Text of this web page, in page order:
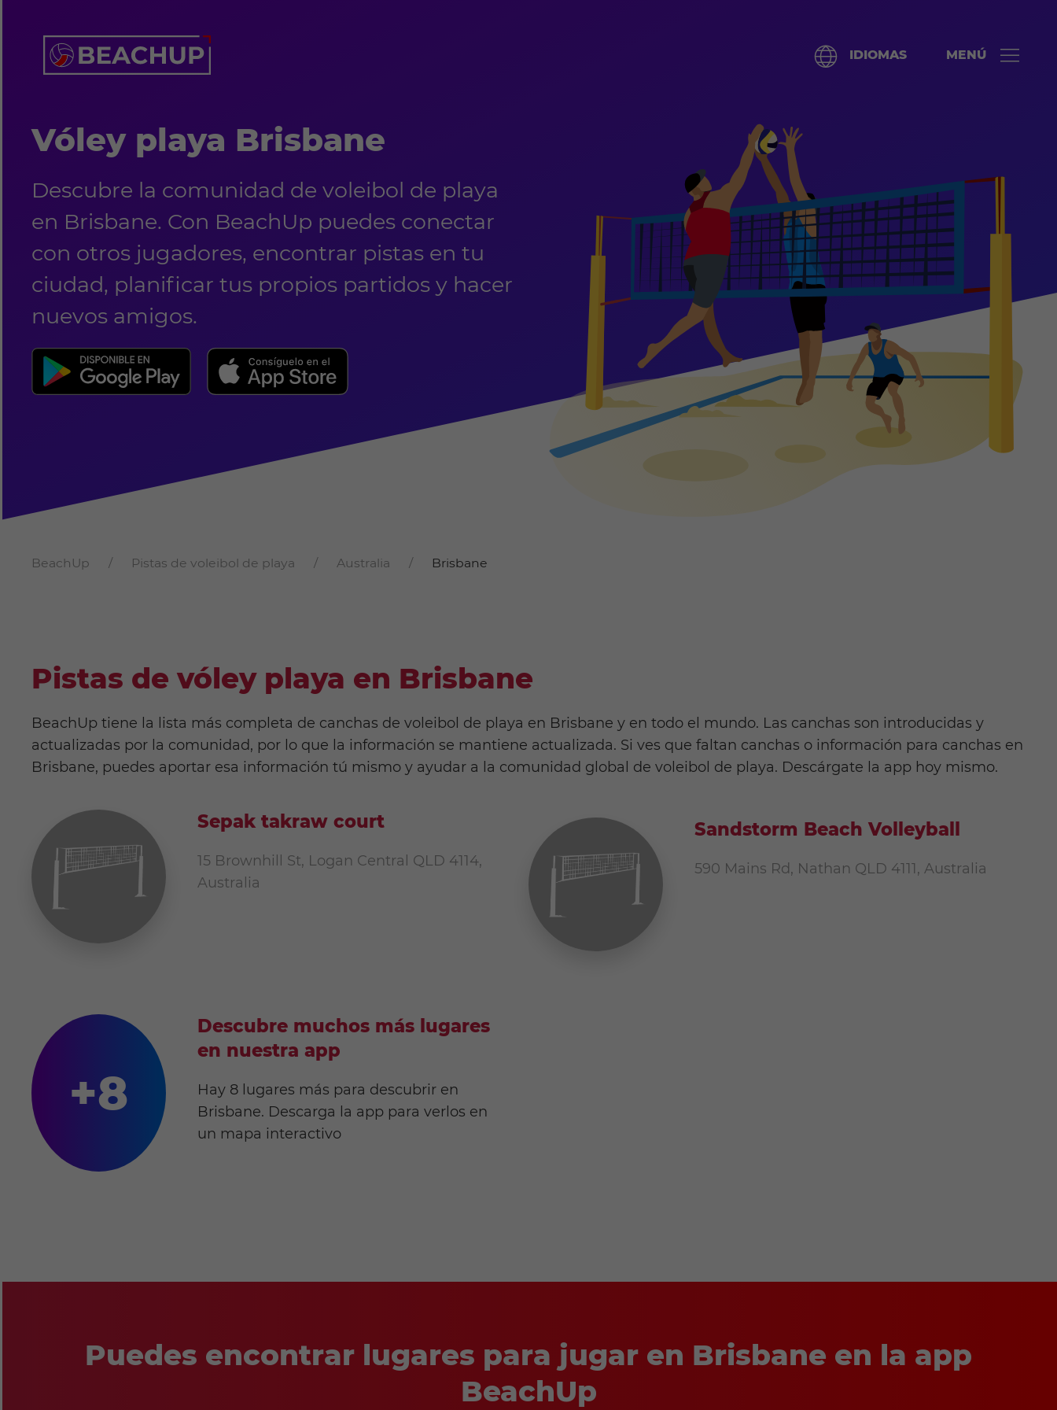
IDIOMAS MENÚ
Vóley playa Brisbane
Descubre la comunidad de voleibol de playa
en Brisbane. Con BeachUp puedes conectar
con otros jugadores, encontrar pistas en tu
ciudad, planificar tus propios partidos y hacer
nuevos amigos.
BeachUp Pistas de voleibol de playa Australia Brisbane
Pistas de vóley playa en Brisbane
BeachUp tiene la lista más completa de canchas de voleibol de playa en Brisbane y en todo el mundo. Las canchas son introducidas y
actualizadas por la comunidad, por lo que la información se mantiene actualizada. Si ves que faltan canchas o información para canchas en
Brisbane, puedes aportar esa información tú mismo y ayudar a la comunidad global de voleibol de playa. Descárgate la app hoy mismo.
Sepak takraw court
15 Brownhill St, Logan Central QLD 4114,
Australia
Sandstorm Beach Volleyball
590 Mains Rd, Nathan QLD 4111, Australia
+8
Descubre muchos más lugares
en nuestra app
Hay 8 lugares más para descubrir en
Brisbane. Descarga la app para verlos en
un mapa interactivo
Puedes encontrar lugares para jugar en Brisbane en la app
BeachUp